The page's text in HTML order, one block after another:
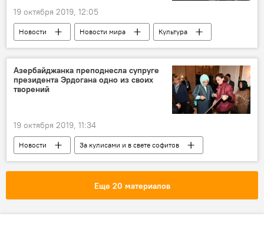
19 октября 2019, 12:05
Новости Новости мира
Культура
ЖИЗНЬ
Фильмы
ужасы
рейтинг
Азербайджанка преподнесла супруге
президента Эрдогана одно из своих
творений
19 октября 2019, 11:34
Новости
За кулисами и в свете софитов
Азербайджан
Новости мира
Тунзаля Мамедзаде
Художница
Еще 20 материалов